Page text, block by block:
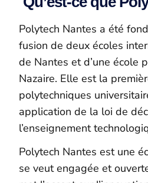
Polytech Nantes a été
fusion de deux écoles
de Nantes et d’une école
Nazaire. Elle est la
polytechniques
application de la loi de
l’enseignement
Polytech Nantes est une
se veut engagée et